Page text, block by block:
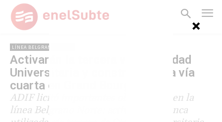
LÍNEA BELGRANO NORTE
Activarán la tercera vía de Ciudad
Universitaria y construirán una vía
cuarta en Grand Bourg
ADIF licitó importantes obras de vía en la
línea Belgrano Norte: activarán la nunca